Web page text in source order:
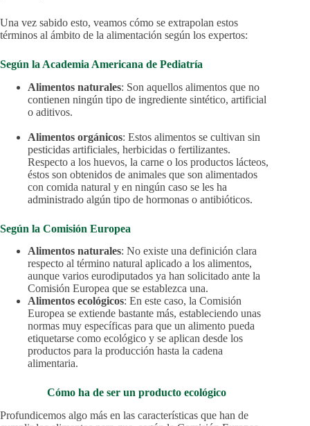
Una vez sabido esto, veamos cómo se extrapolan estos
términos al ámbito de la alimentación según los expertos:
Según la Academia Americana de Pediatría
Alimentos naturales: Son aquellos alimentos que no
contienen ningún tipo de ingrediente sintético, artificial
o aditivos.
Alimentos orgánicos: Estos alimentos se cultivan sin
pesticidas artificiales, herbicidas o fertilizantes.
Respecto a los huevos, la carne o los productos lácteos,
éstos son obtenidos de animales que son alimentados
con comida natural y en ningún caso se les ha
administrado algún tipo de hormonas o antibióticos.
Según la Comisión Europea
Alimentos naturales: No existe una definición clara
respecto al término natural aplicado a los alimentos,
aunque varios eurodiputados ya han solicitado ante la
Comisión Europea que se establezca una.
Alimentos ecológicos: En este caso, la Comisión
Europea se extiende bastante más, estableciendo unas
normas muy específicas para que un alimento pueda
etiquetarse como ecológico y se aplican desde los
productos para la producción hasta la cadena
alimentaria.
Cómo ha de ser un producto ecológico
Profundicemos algo más en las características que han de